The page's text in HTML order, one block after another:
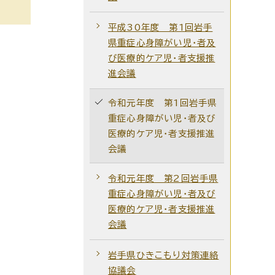
平成30年度 第1回岩手
県重症心身障がい児・者及
び医療的ケア児・者支援推
進会議
令和元年度 第1回岩手県
重症心身障がい児・者及び
医療的ケア児・者支援推進
会議
令和元年度 第2回岩手県
重症心身障がい児・者及び
医療的ケア児・者支援推進
会議
岩手県ひきこもり対策連絡
協議会